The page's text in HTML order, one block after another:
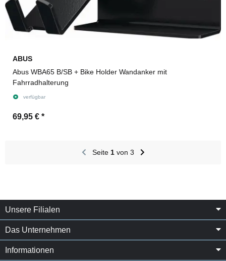
ABUS
Abus WBA65 B/SB + Bike Holder Wandanker mit
Fahrradhalterung
verfügbar
69,95 € *
Seite 1von 3
Unsere Filialen
Das Unternehmen
Informationen